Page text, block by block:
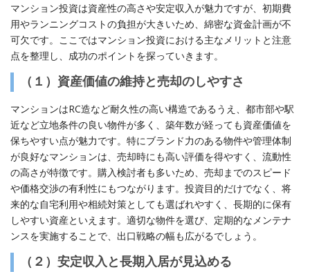
マンション投資は資産性の高さや安定収入が魅力ですが、初期費
用やランニングコストの負担が大きいため、綿密な資金計画が不
可欠です。ここではマンション投資における主なメリットと注意
点を整理し、成功のポイントを探っていきます。
（１）資産価値の維持と売却のしやすさ
マンションはRC造など耐久性の高い構造であるうえ、都市部や駅
近など立地条件の良い物件が多く、築年数が経っても資産価値を
保ちやすい点が魅力です。特にブランド力のある物件や管理体制
が良好なマンションは、売却時にも高い評価を得やすく、流動性
の高さが特徴です。購入検討者も多いため、売却までのスピード
や価格交渉の有利性にもつながります。投資目的だけでなく、将
来的な自宅利用や相続対策としても選ばれやすく、長期的に保有
しやすい資産といえます。適切な物件を選び、定期的なメンテナ
ンスを実施することで、出口戦略の幅も広がるでしょう。
（２）安定収入と長期入居が見込める